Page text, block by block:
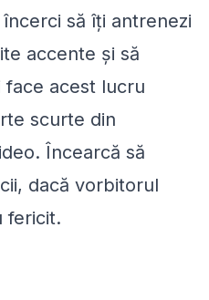
să îți antrenezi
accente și să
face acest lucru
scurte din
Încearcă să
dacă vorbitorul
fericit.